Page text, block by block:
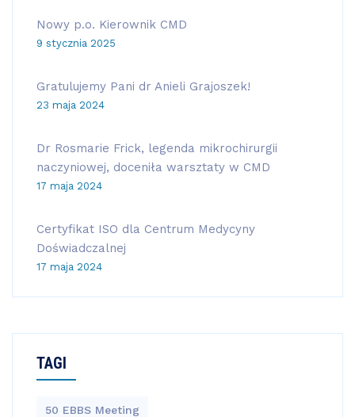
Nowy p.o. Kierownik CMD
9 stycznia 2025
Gratulujemy Pani dr Anieli Grajoszek!
23 maja 2024
Dr Rosmarie Frick, legenda mikrochirurgii
naczyniowej, doceniła warsztaty w CMD
17 maja 2024
Certyfikat ISO dla Centrum Medycyny
Doświadczalnej
17 maja 2024
TAGI
50 EBBS Meeting